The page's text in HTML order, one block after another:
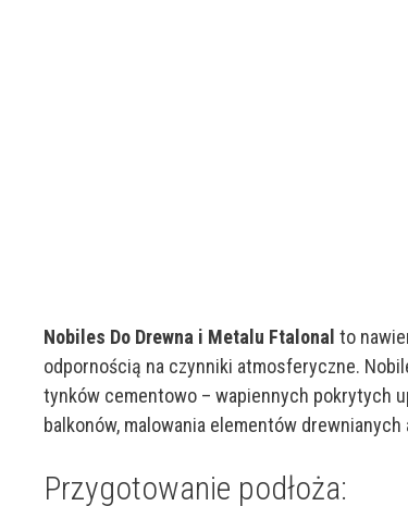
Nobiles Do Drewna i Metalu Ftalonal to
odpornością na czynniki atmosferyczne.
tynków cementowo – wapiennych pokrytych
balkonów, malowania elementów
Przygotowanie podłoża: